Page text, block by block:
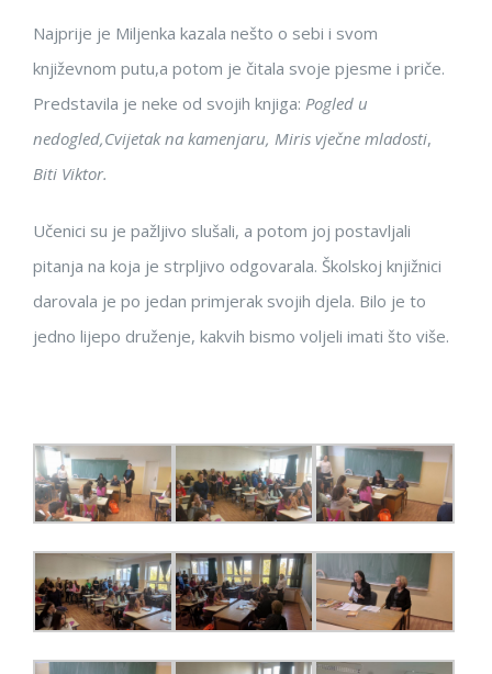
Najprije je Miljenka kazala nešto o sebi i svom
književnom putu,a potom je čitala svoje pjesme i priče.
Predstavila je neke od svojih knjiga: Pogled u
nedogled,Cvijetak na kamenjaru, Miris vječne mladosti,
Biti Viktor.
Učenici su je pažljivo slušali, a potom joj postavljali
pitanja na koja je strpljivo odgovarala. Školskoj knjižnici
darovala je po jedan primjerak svojih djela. Bilo je to
jedno lijepo druženje, kakvih bismo voljeli imati što više.